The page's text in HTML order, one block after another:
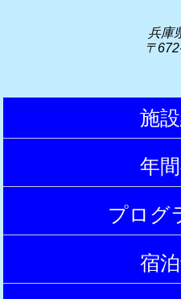
兵庫
〒
施
年
プログ
宿